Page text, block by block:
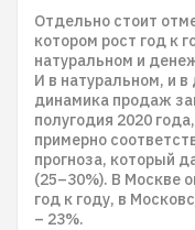
Отдельно стоит
котором рост год к
натуральном и
И в натуральном, и
динамика продаж
полугодия 2020
примерно
прогноза, который
(25–30%). В Москве
год к году, в
– 23%.